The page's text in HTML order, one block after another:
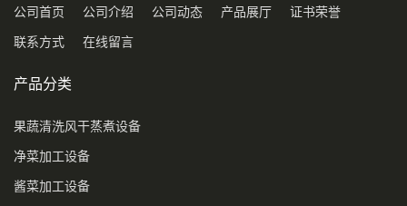
公司首页 公司介绍 公司动态 产品展厅 证书荣誉
联系方式 在线留言
产品分类
果蔬清洗风干蒸煮设备
净菜加工设备
酱菜加工设备